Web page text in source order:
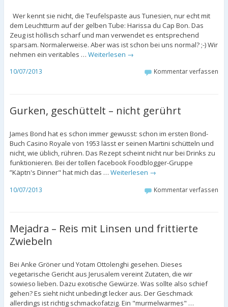
Wer kennt sie nicht, die Teufelspaste aus Tunesien, nur echt mit
dem Leuchtturm auf der gelben Tube: Harissa du Cap Bon. Das
Zeug ist höllisch scharf und man verwendet es entsprechend
sparsam. Normalerweise. Aber was ist schon bei uns normal? ;-) Wir
nehmen ein veritables … Weiterlesen →
10/07/2013 Kommentar verfassen
Gurken, geschüttelt – nicht gerührt
James Bond hat es schon immer gewusst: schon im ersten Bond-
Buch Casino Royale von 1953 lässt er seinen Martini schütteln und
nicht, wie üblich, rühren. Das Rezept scheint nicht nur bei Drinks zu
funktionieren. Bei der tollen facebook Foodblogger-Gruppe
”Käptn's Dinner" hat mich das … Weiterlesen →
10/07/2013 Kommentar verfassen
Mejadra – Reis mit Linsen und frittierte
Zwiebeln
Bei Anke Gröner und Yotam Ottolenghi gesehen. Dieses
vegetarische Gericht aus Jerusalem vereint Zutaten, die wir
sowieso lieben. Dazu exotische Gewürze. Was sollte also schief
gehen? Es sieht nicht unbedingt lecker aus. Der Geschmack
allerdings ist richtig schmackofatzig. Ein "murmelwarmes" …